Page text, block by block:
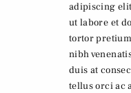
adipiscing
ut labore et
tortor
nibh
duis at
tellus orci ac